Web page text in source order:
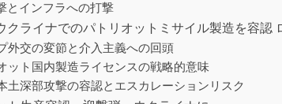
とインフラへの打撃
クライナでのパトリオットミサイル製造を容認
外交の変節と介入主義への回頭
ット国内製造ライセンスの戦略的意味
土深部攻撃の容認とエスカレーションリスク